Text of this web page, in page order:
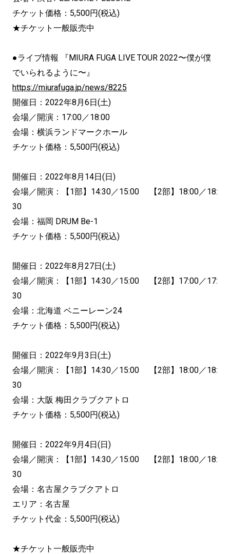
チケット価格：5,500円(税込)
★チケット一般販売中
●ライブ情報 『MIURA FUGA LIVE TOUR 2022〜僕が僕
でいられるように〜』
https://miurafuga.jp/news/8225
開催日：2022年8月6日(土)
会場／開演：17:00／18:00
会場：横浜ランドマークホール
チケット価格：5,500円(税込)
開催日：2022年8月14日(日)
会場／開演：【1部】14:30／15:00 【2部】18:00／18:
30
会場：福岡 DRUM Be-1
チケット価格：5,500円(税込)
開催日：2022年8月27日(土)
会場／開演：【1部】14:30／15:00 【2部】17:00／17:
30
会場：北海道 ベニーレーン24
チケット価格：5,500円(税込)
開催日：2022年9月3日(土)
会場／開演：【1部】14:30／15:00 【2部】18:00／18:
30
会場：大阪 梅田クラブクアトロ
チケット価格：5,500円(税込)
開催日：2022年9月4日(日)
会場／開演：【1部】14:30／15:00 【2部】18:00／18:
30
会場：名古屋クラブクアトロ
エリア：名古屋
チケット代金：5,500円(税込)
★チケット一般販売中